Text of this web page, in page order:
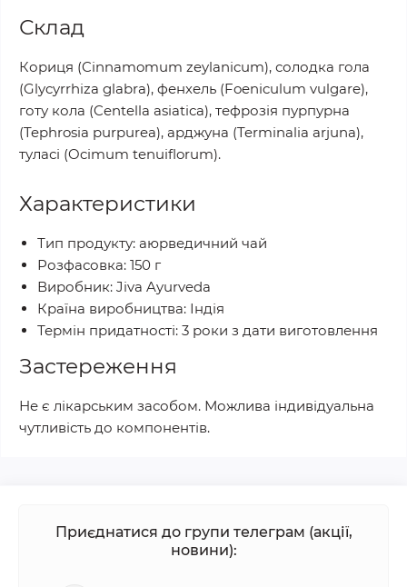
Склад
Кориця (Cinnamomum zeylanicum), солодка гола
(Glycyrrhiza glabra), фенхель (Foeniculum vulgare),
готу кола (Centella asiatica), тефрозія пурпурна
(Tephrosia purpurea), арджуна (Terminalia arjuna),
туласі (Ocimum tenuiflorum).
Характеристики
Тип продукту: аюрведичний чай
Розфасовка: 150 г
Виробник: Jiva Ayurveda
Країна виробництва: Індія
Термін придатності: 3 роки з дати виготовлення
Застереження
Не є лікарським засобом. Можлива індивідуальна
чутливість до компонентів.
Приєднатися до групи телеграм (акції,
новини):